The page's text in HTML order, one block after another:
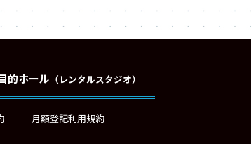
的ホール （レンタルスタジオ）
月額登記利用規約